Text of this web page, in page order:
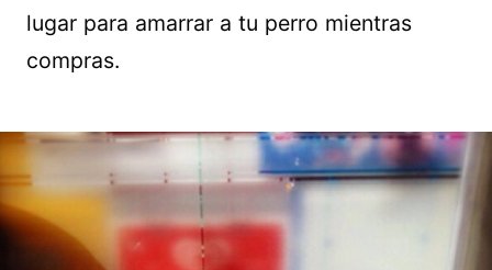
lugar para amarrar a tu perro mientras
compras.